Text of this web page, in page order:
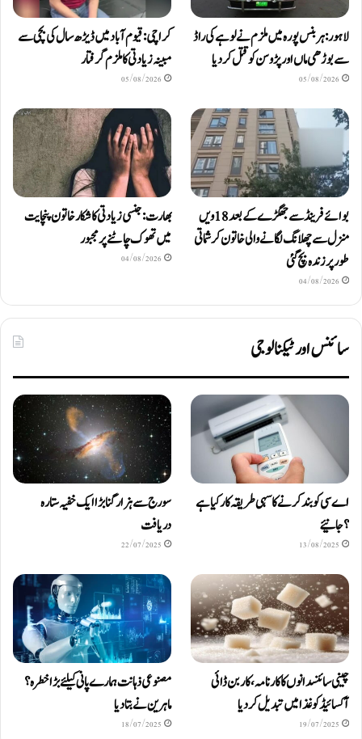
لاہور: ہربنس پورہ میں ملزم نے لوہے کی راڈ
سے بوڑھی ماں اور پڑوسن کو قتل کر دیا
05/08/2026
کراچی: قیوم آباد میں ڈیڑھ سال کی بچی سے
مبینہ زیادتی کا ملزم گرفتار
05/08/2026
بوائے فرینڈ سے جھگڑے کے بعد 18 ویں
منزل سے چھلانگ لگانے والی خاتون کرشماتی
طور پر زندہ بچ گئی
04/08/2026
بھارت: جنسی زیادتی کا شکار خاتون پنچایت
میں تھوک چاٹنے پر مجبور
04/08/2026
سائنس اور ٹیکنالوجی
اے سی کو بند کرنے کا سہی طریقہ کار کیا ہے
؟ جانیئے
13/08/2025
سورج سے ہزار گنا بڑا ایک خفیہ ستارہ
دریافت
22/07/2025
چینی سائنسدانوں کا کارنامہ، کاربن ڈائی
آکسائیڈ کو غذا میں تبدیل کردیا
19/07/2025
مصنوعی ذہانت ہمارے پانی کیلئے بڑا خطرہ؟
ماہرین نے بتا دیا
18/07/2025